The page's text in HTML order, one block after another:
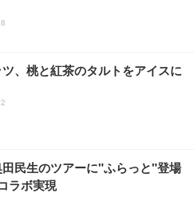
、桃と紅茶のタルトをアイスに
民生のツアーに"ふらっと"登場
ラボ実現